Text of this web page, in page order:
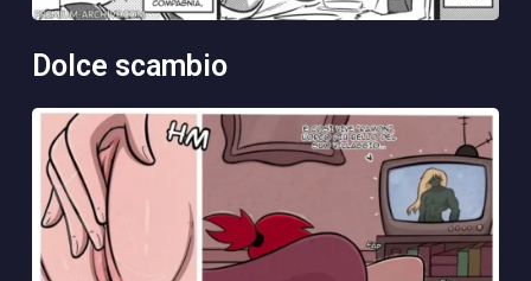
dolce scambio